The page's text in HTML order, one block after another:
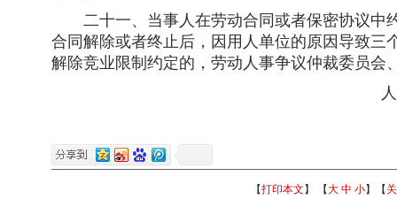
二十一、当事人在劳动合同或者保密协议中
合同解除或者终止后，因用人单位的原因导致三
解除竞业限制约定的，劳动人事争议仲裁委员会
人
【打印本文 】 【大 中 小】【